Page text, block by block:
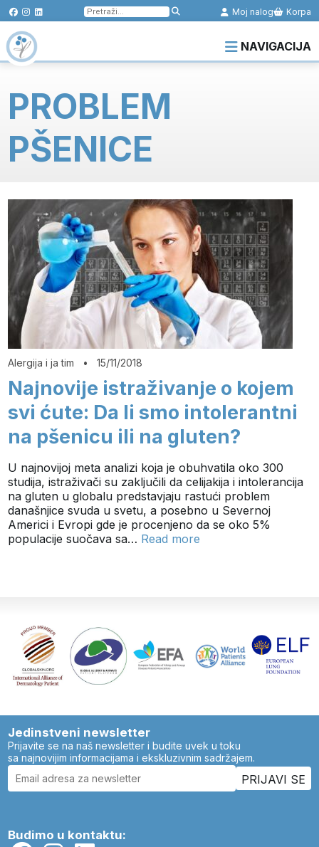
Pretraga
za:
Moj nalog Korpa
NAVIGACIJA
PROBLEM
PŠENICE
Alergija i ja tim •15/11/2018
Najnovije istraživanje o kojem
svi ćute: Da li smo intolerantni
na pšenicu ili na gluten?
U najnovijoj meta analizi koja je obuhvatila oko 300
studija, istraživači su zaključili da celijakija i intolerancija
na gluten u globalu predstavjaju rastući problem
današnjice svuda u svetu, a posebno u Severnoj
Americi i Evropi gde je procenjeno da se oko 5%
populacije suočava sa… Read more
Jedinstveni newsletter
Prijavite se na naš newsletter i budite uvek u toku
sa najnovijim informacijama i ekskluzivnim sadržajem.
Budimo u kontaktu: